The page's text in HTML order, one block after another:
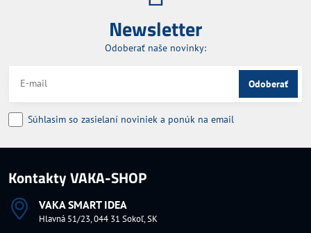
Newsletter
Odoberať naše novinky:
Odoberať
Súhlasim so zasielaní noviniek a ponúk na email
Kontakty VAKA-SHOP
VAKA SMART IDEA
Hlavná 51/23, 044 31 Sokoľ, SK